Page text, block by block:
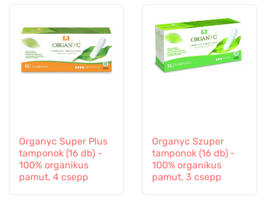
Organyc Super Plus
tamponok (16 db) -
100% organikus
pamut, 4 csepp
Organyc Szuper
tamponok (16 db) -
100% organikus
pamut, 3 csepp